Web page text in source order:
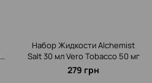
Набор Жидкости Alchemist
Salt 30 мл Vero Tobacco 50 мг
279 грн